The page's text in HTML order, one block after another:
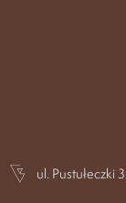
ul. Pustułeczki